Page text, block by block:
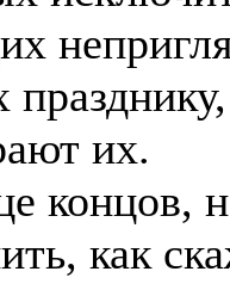
их.
концов,
как